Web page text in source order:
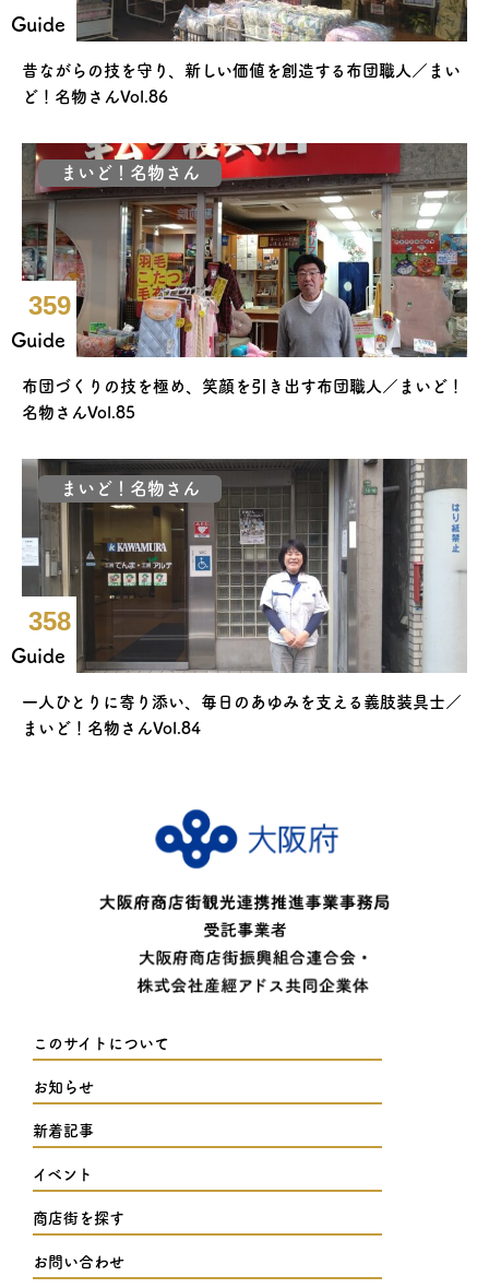
Guide
昔ながらの技を守り、新しい価値を創造する布団職人／まい
ど！名物さんVol.86
まいど！名物さん
359
Guide
布団づくりの技を極め、笑顔を引き出す布団職人／まいど！
名物さんVol.85
まいど！名物さん
358
Guide
一人ひとりに寄り添い、毎日のあゆみを支える義肢装具士／
まいど！名物さんVol.84
このサイトについて
お知らせ
新着記事
イベント
商店街を探す
お問い合わせ